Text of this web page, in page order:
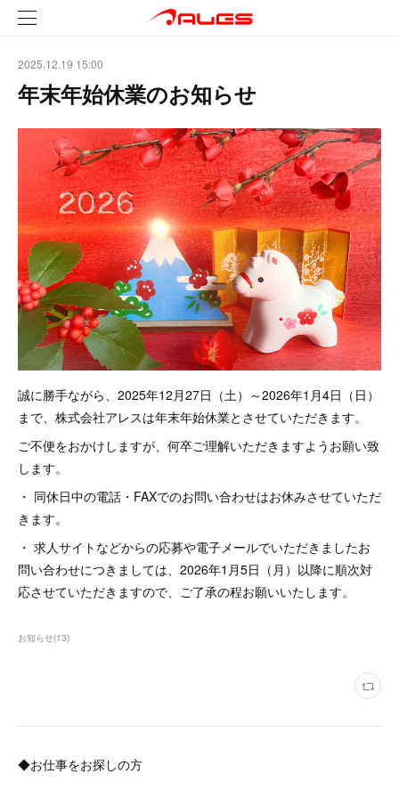
2025.12.19 15:00
年末年始休業のお知らせ
誠に勝手ながら、2025年12月27日（土）～2026年1月4日（日）
まで、株式会社アレスは年末年始休業とさせていただきます。
ご不便をおかけしますが、何卒ご理解いただきますようお願い致
します。
・ 同休日中の電話・FAXでのお問い合わせはお休みさせていただ
きます。
・ 求人サイトなどからの応募や電子メールでいただきましたお
問い合わせにつきましては、2026年1月5日（月）以降に順次対
応させていただきますので、ご了承の程お願いいたします。
お知らせ(13)
◆お仕事をお探しの方